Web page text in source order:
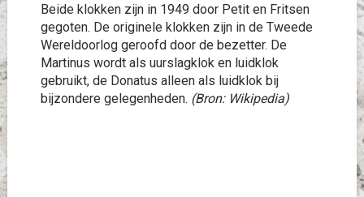
Beide klokken zijn in 1949 door Petit en Fritsen
gegoten. De originele klokken zijn in de Tweede
Wereldoorlog geroofd door de bezetter. De
Martinus wordt als uurslagklok en luidklok
gebruikt, de Donatus alleen als luidklok bij
bijzondere gelegenheden. (Bron: Wikipedia)